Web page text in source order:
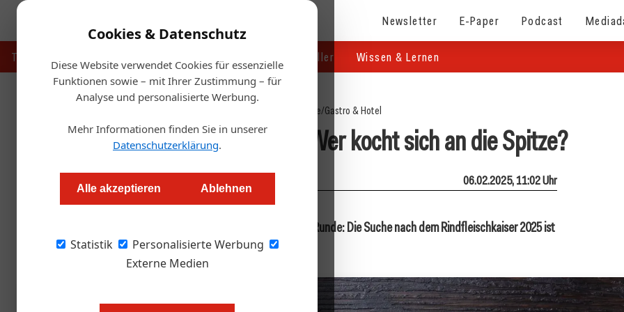
Cookies & Datenschutz
Diese Website verwendet Cookies für essenzielle
Funktionen sowie – mit Ihrer Zustimmung – für
Analyse und personalisierte Werbung.
Mehr Informationen finden Sie in unserer
Datenschutzerklärung.
Alle akzeptieren Ablehnen
Statistik
Personalisierte Werbung
Externe Medien
Newsletter E-Paper Podcast
Touristik Handel & Hersteller Wissen & Lernen
Startseite/Gastro & Hotel
Rindfleischkaiser 2025: Wer kocht sich an die Spitze?
Alexander Grübling 06.02.2025, 11:02 Uhr
Der Ewald Plachutta Preis geht in die nächste Runde: Die Suche nach dem Rindfleischkaiser 2025 ist
eröffnet.